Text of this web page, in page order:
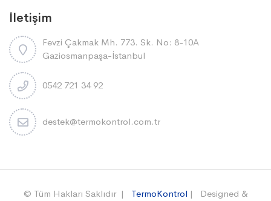
İletişim
Fevzi Çakmak Mh. 773. Sk. No: 8-10A
Gaziosmanpaşa-İstanbul
0542 721 34 92
destek@termokontrol.com.tr
© Tüm Hakları Saklıdır | TermoKontrol | Designed &